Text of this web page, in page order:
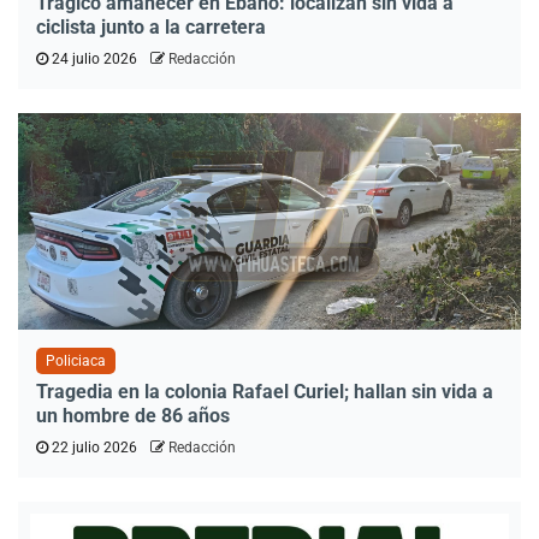
ciclista junto a la carretera
24 julio 2026 Redacción
Policiaca
Tragedia en la colonia Rafael Curiel; hallan sin vida a
un hombre de 86 años
22 julio 2026 Redacción